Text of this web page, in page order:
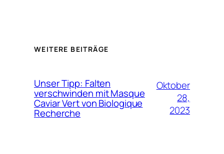
WEITERE BEITRÄGE
Unser Tipp: Falten
verschwinden mit Masque
Caviar Vert von Biologique
Recherche
Oktober
28,
2023